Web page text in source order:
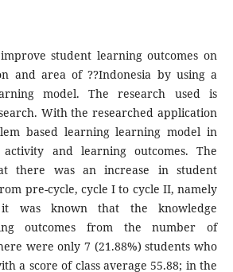
student learning outcomes on
and area of ??Indonesia by using a
model. The research used is
With the researched application
based learning learning model in
activity and learning outcomes. The
there was an increase in student
pre-cycle, cycle I to cycle II, namely
was known that the knowledge
outcomes from the number of
were only 7 (21.88%) students who
a score of class average 55.88; in the